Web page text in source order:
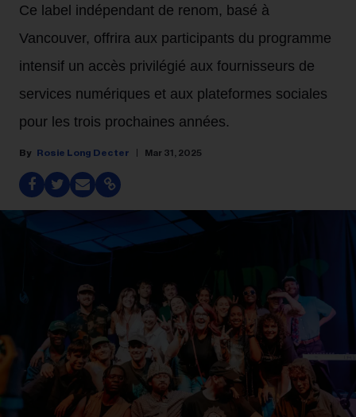
Ce label indépendant de renom, basé à
Vancouver, offrira aux participants du programme
intensif un accès privilégié aux fournisseurs de
services numériques et aux plateformes sociales
pour les trois prochaines années.
Rosie Long Decter Mar 31, 2025